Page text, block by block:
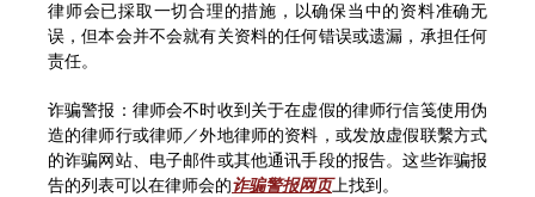
律师会已採取一切合理的措施，以确保当中的资料准确无
误，但本会并不会就有关资料的任何错误或遗漏，承担任何
责任。
诈骗警报：律师会不时收到关于在虚假的律师行信笺使用伪
造的律师行或律师／外地律师的资料，或发放虚假联繫方式
的诈骗网站、电子邮件或其他通讯手段的报告。这些诈骗报
告的列表可以在律师会的诈骗警报网页上找到。